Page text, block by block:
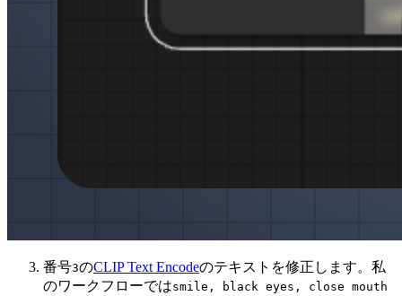
番号3のCLIP Text Encodeのテキストを修正します。私
のワークフローではsmile, black eyes, close mouth